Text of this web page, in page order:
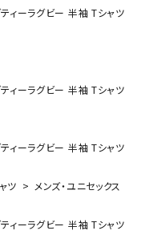
ィーラグビー 半袖 Tシャツ
ィーラグビー 半袖 Tシャツ
ィーラグビー 半袖 Tシャツ
ツ
メンズ・ユニセックス
ィーラグビー 半袖 Tシャツ